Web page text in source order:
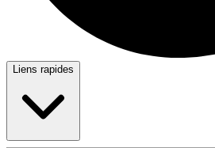
Liens rapides